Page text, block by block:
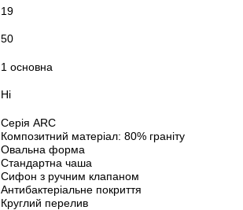
19
50
1 основна
Ні
Серія ARC
Композитний матеріал: 80% граніту
Овальна форма
Стандартна чаша
Сифон з ручним клапаном
Антибактеріальне покриття
Круглий перелив